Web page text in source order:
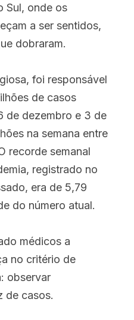
Sul, onde os
a ser sentidos,
dobraram.
foi responsável
de casos
de dezembro e 3 de
na semana entre
recorde semanal
registrado no
era de 5,79
do número atual.
médicos a
no critério de
observar
de casos.